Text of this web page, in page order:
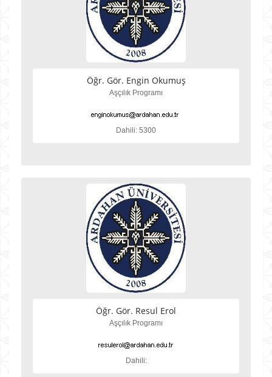
Öğr. Gör. Engin Okumuş
Aşçılık Programı
Dahili: 5300
Öğr. Gör. Resul Erol
Aşçılık Programı
Dahili: